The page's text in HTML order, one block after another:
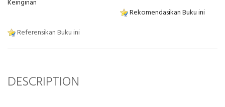
Keinginan
Rekomendasikan Buku ini
Referensikan Buku ini
DESCRIPTION